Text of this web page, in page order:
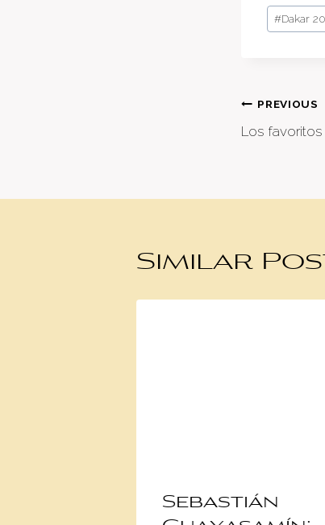
Post
Tags:
#Dakar
Post
PREVIOUS
Los favoritos
Similar
Sebastián